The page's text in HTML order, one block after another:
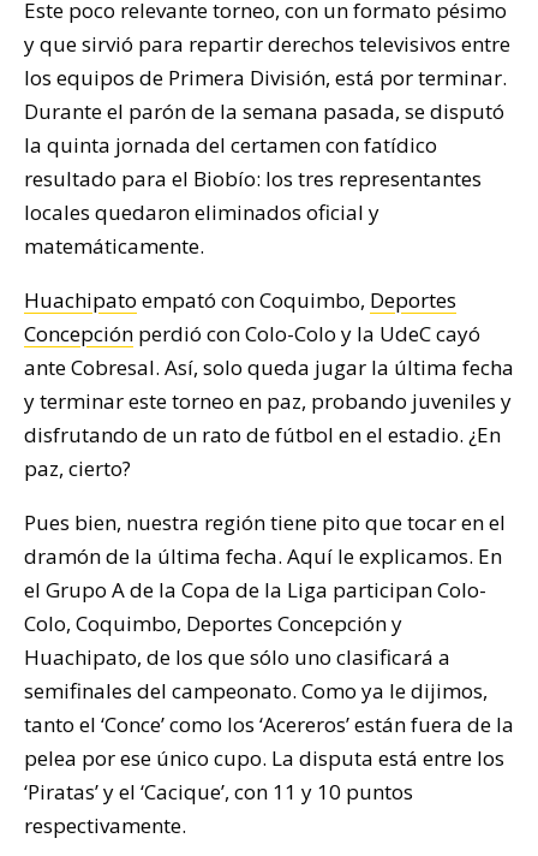
Este poco relevante torneo, con un formato pésimo
y que sirvió para repartir derechos televisivos entre
los equipos de Primera División, está por terminar.
Durante el parón de la semana pasada, se disputó
la quinta jornada del certamen con fatídico
resultado para el Biobío: los tres representantes
locales quedaron eliminados oficial y
matemáticamente.
Huachipato empató con Coquimbo, Deportes
Concepción perdió con Colo-Colo y la UdeC cayó
ante Cobresal. Así, solo queda jugar la última fecha
y terminar este torneo en paz, probando juveniles y
disfrutando de un rato de fútbol en el estadio. ¿En
paz, cierto?
Pues bien, nuestra región tiene pito que tocar en el
dramón de la última fecha. Aquí le explicamos. En
el Grupo A de la Copa de la Liga participan Colo-
Colo, Coquimbo, Deportes Concepción y
Huachipato, de los que sólo uno clasificará a
semifinales del campeonato. Como ya le dijimos,
tanto el ‘Conce’ como los ‘Acereros’ están fuera de la
pelea por ese único cupo. La disputa está entre los
‘Piratas’ y el ‘Cacique’, con 11 y 10 puntos
respectivamente.